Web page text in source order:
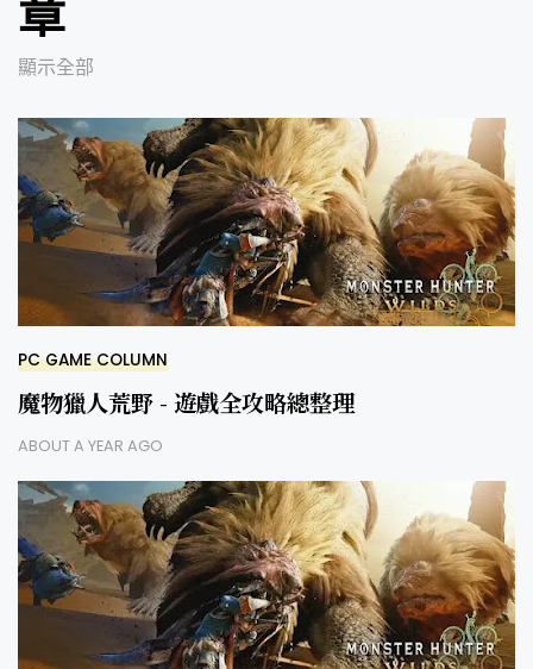
章
顯示全部
PC GAME COLUMN
魔物獵人荒野 - 遊戲全攻略總整理
ABOUT A YEAR AGO